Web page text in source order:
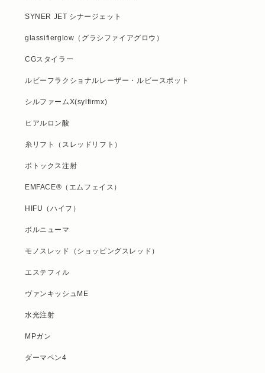
SYNER JET シナージェット
glassifierglow（グラシファイアグロウ）
CGスタイラー
ルビーフラクショナルレーザー・ルビースポット
シルファームX(sylfirmx)
ヒアルロン酸
糸リフト（スレッドリフト）
ボトックス注射
EMFACE®（エムフェイス）
HIFU（ハイフ）
ボルニューマ
モノスレッド（ショッピングスレッド）
エステフィル
ヴァンキッシュME
水光注射
MPガン
ダーマペン4